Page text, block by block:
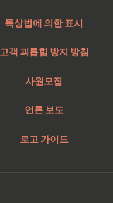
특상법에 의한 표시
고객 괴롭힘 방지 방침
사원모집
언론 보도
로고 가이드